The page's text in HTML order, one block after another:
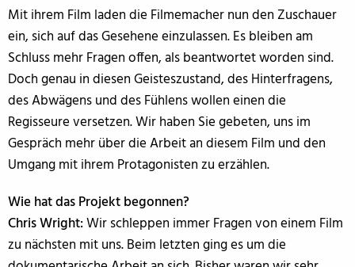
Mit ihrem Film laden die Filmemacher nun den Zuschauer
ein, sich auf das Gesehene einzulassen. Es bleiben am
Schluss mehr Fragen offen, als beantwortet worden sind.
Doch genau in diesen Geisteszustand, des Hinterfragens,
des Abwägens und des Fühlens wollen einen die
Regisseure versetzen. Wir haben Sie gebeten, uns im
Gespräch mehr über die Arbeit an diesem Film und den
Umgang mit ihrem Protagonisten zu erzählen.
Wie hat das Projekt begonnen?
Chris Wright:Wir schleppen immer Fragen von einem Film
zu nächsten mit uns. Beim letzten ging es um die